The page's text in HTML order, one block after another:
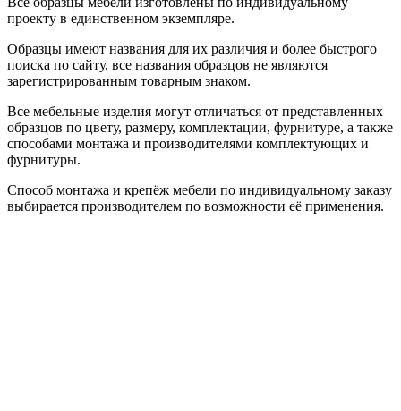
проекту в единственном экземпляре.
Образцы имеют названия для их различия и более быстрого
поиска по сайту, все названия образцов не являются
зарегистрированным товарным знаком.
Все мебельные изделия могут отличаться от представленных
образцов по цвету, размеру, комплектации, фурнитуре, а также
способами монтажа и производителями комплектующих и
фурнитуры.
Способ монтажа и крепёж мебели по индивидуальному заказу
выбирается производителем по возможности её применения.